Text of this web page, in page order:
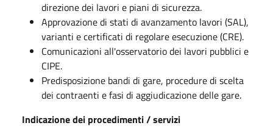
direzione dei lavori e piani di sicurezza.
Approvazione di stati di avanzamento lavori (SAL),
varianti e certificati di regolare esecuzione (CRE).
Comunicazioni all'osservatorio dei lavori pubblici e
CIPE.
Predisposizione bandi di gare, procedure di scelta
dei contraenti e fasi di aggiudicazione delle gare.
Indicazione dei procedimenti / servizi